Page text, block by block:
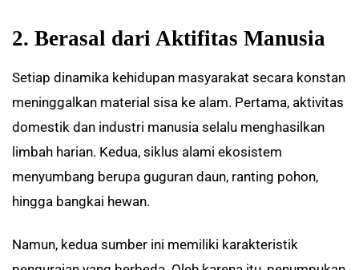
2. Berasal dari Aktifitas Manusia
Setiap dinamika kehidupan masyarakat secara konstan
meninggalkan material sisa ke alam. Pertama, aktivitas
domestik dan industri manusia selalu menghasilkan
limbah harian. Kedua, siklus alami ekosistem
menyumbang berupa guguran daun, ranting pohon,
hingga bangkai hewan.
Namun, kedua sumber ini memiliki karakteristik